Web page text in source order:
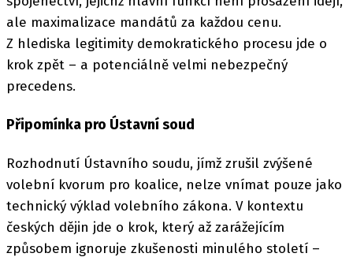
ale maximalizace mandátů za každou cenu.
Z hlediska legitimity demokratického procesu jde o
krok zpět – a potenciálně velmi nebezpečný
precedens.
Připomínka pro Ústavní soud
Rozhodnutí Ústavního soudu, jímž zrušil zvýšené
volební kvorum pro koalice, nelze vnímat pouze jako
technický výklad volebního zákona. V kontextu
českých dějin jde o krok, který až zarážejícím
způsobem ignoruje zkušenosti minulého století –